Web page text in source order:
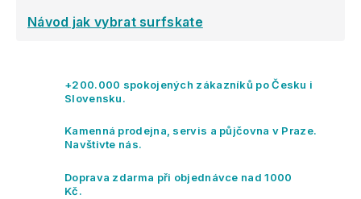
Návod jak vybrat surfskate
+200.000 spokojených zákazníků po Česku i
Slovensku.
Kamenná prodejna, servis a půjčovna v Praze.
Navštivte nás.
Doprava zdarma při objednávce nad 1000
Kč.